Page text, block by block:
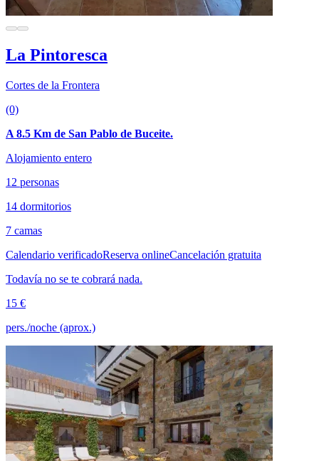
La Pintoresca
Cortes de la Frontera
(0)
A 8.5 Km de San Pablo de Buceite.
Alojamiento entero
12 personas
14 dormitorios
7 camas
Calendario verificadoReserva onlineCancelación gratuita
Todavía no se te cobrará nada.
15 €
pers./noche (aprox.)